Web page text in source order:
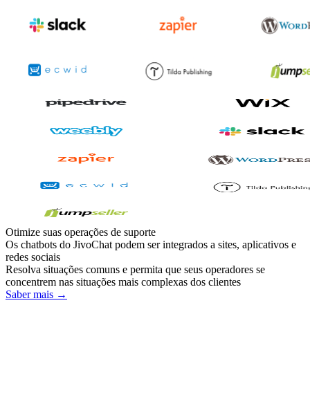
Otimize suas operações de suporte
Os chatbots do JivoChat podem ser integrados a sites, aplicativos e
redes sociais
Resolva situações comuns e permita que seus operadores se
concentrem nas situações mais complexas dos clientes
Saber mais →